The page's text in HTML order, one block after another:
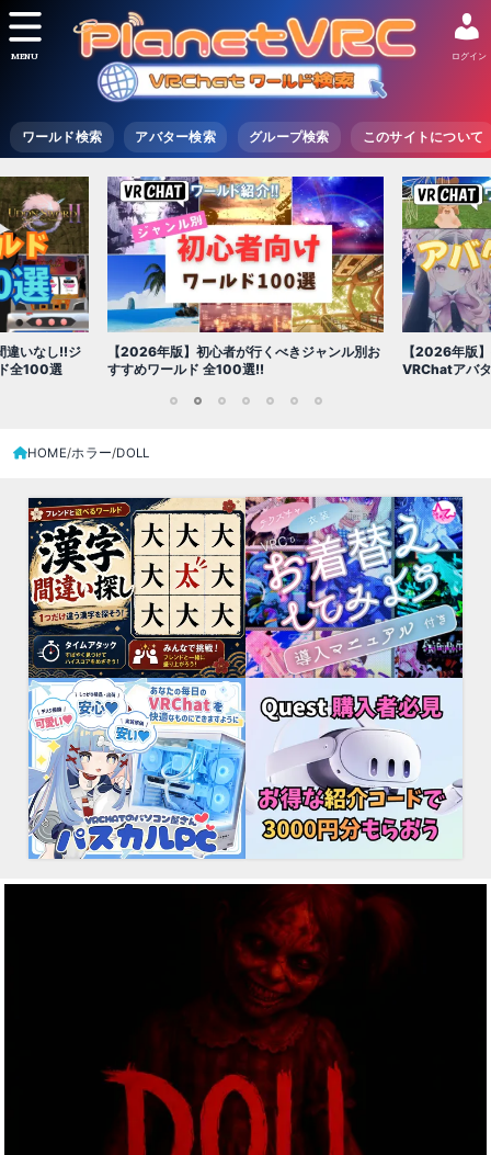
ワールド検索 アバター検索 グループ検索 このサイトについて
ログイン
MENU
ャンル別お
【2026年版】初心者必見!!無料で使える
VRChatアバター（アバターワールド紹介）
【2026年版
世界を味わえ
HOME ホラー DOLL